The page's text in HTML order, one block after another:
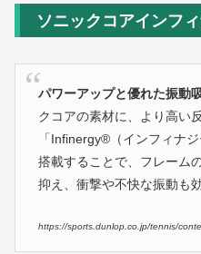
ソニックコアインフ
パワーアップと優れた振動
クコアの素材に、より高い
「Infinergy®（インフィナ
搭載することで、フレーム
抑え、衝撃や不快な振動も
https://sports.dunlop.co.jp/tennis/